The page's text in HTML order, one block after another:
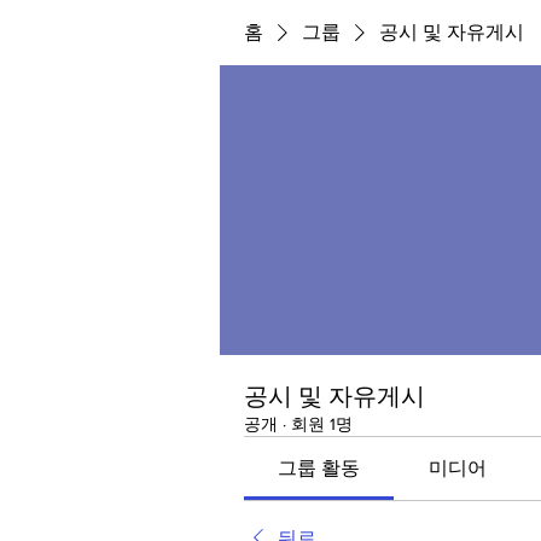
홈 그룹 공시 및 자유게시
공시 및 자유게시
공개 · 회원 1명
그룹 활동 미디어